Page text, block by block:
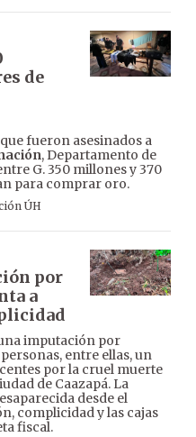
de
fueron asesinados a
, Departamento de
G. 350 millones y 370
para comprar oro.
ÚH
por
a
imputación por
entre ellas, un
por la cruel muerte
de Caazapá. La
desde el
complicidad y las cajas
fiscal.